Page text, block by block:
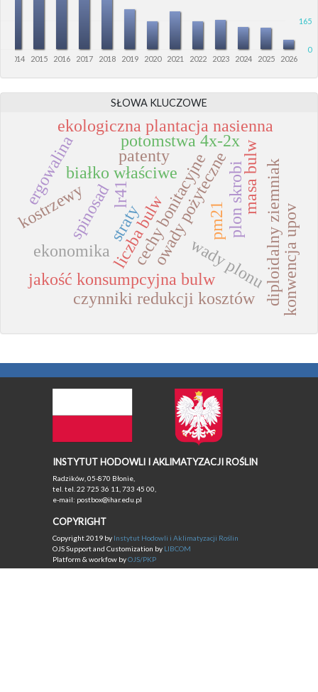
0
165
2014 2015 2016 2017 2018 2019 2020 2021 2022 2023 2024 2025 2026
SŁOWA KLUCZOWE
cechy bonitacyjne
białko właściwe
jakość konsumpcyjna bulw
owady pożyteczne
spinosad plon skrobi
wady plonu
liczba bulw
masa bulw
czynniki redukcji kosztów
ekonomika diploidalny ziemniak
potomstwa 4x-2x
ergowalina
kostrzewy
ekologiczna plantacja nasienna
lr41
pm21 konwencja upov
patenty
straty
INSTYTUT HODOWLI I AKLIMATYZACJI ROŚLIN
Radzików, 05-870 Błonie,
tel. tel. 22 725 36 11, 733 45 00,
e-mail: postbox@ihar.edu.pl
COPYRIGHT
Copyright 2019 by Instytut Hodowli i Aklimatyzacji Roślin
OJS Support and Customization by LIBCOM
Platform & workfow byOJS/PKP